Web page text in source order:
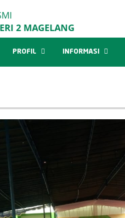
2 MAGELANG
PROFIL INFORMASI